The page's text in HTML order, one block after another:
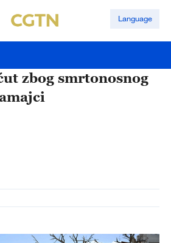
Language
zbog smrtonosnog